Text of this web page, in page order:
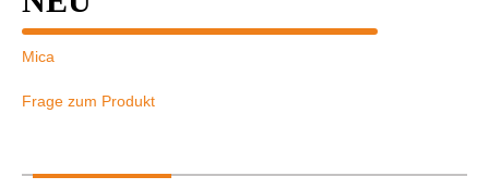
Mica
Frage zum Produkt